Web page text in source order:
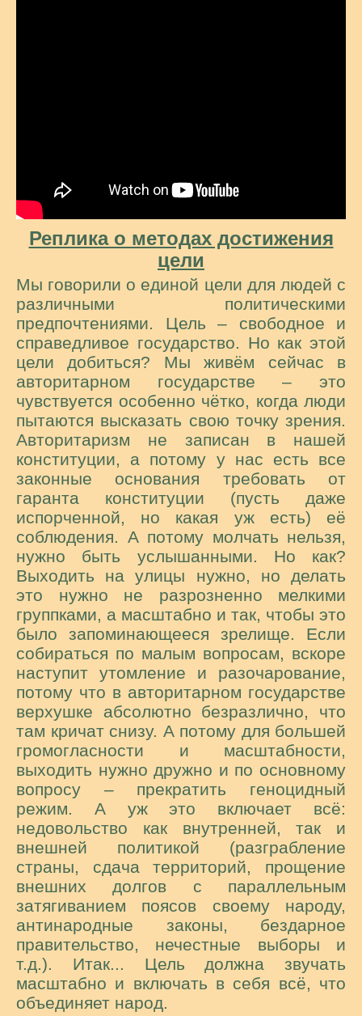
Реплика о методах достижения
цели
Мы говорили о единой цели для людей с
различными политическими
предпочтениями. Цель – свободное и
справедливое государство. Но как этой
цели добиться? Мы живём сейчас в
авторитарном государстве – это
чувствуется особенно чётко, когда люди
пытаются высказать свою точку зрения.
Авторитаризм не записан в нашей
конституции, а потому у нас есть все
законные основания требовать от
гаранта конституции (пусть даже
испорченной, но какая уж есть) её
соблюдения. А потому молчать нельзя,
нужно быть услышанными. Но как?
Выходить на улицы нужно, но делать
это нужно не разрозненно мелкими
группками, а масштабно и так, чтобы это
было запоминающееся зрелище. Если
собираться по малым вопросам, вскоре
наступит утомление и разочарование,
потому что в авторитарном государстве
верхушке абсолютно безразлично, что
там кричат снизу. А потому для большей
громогласности и масштабности,
выходить нужно дружно и по основному
вопросу – прекратить геноцидный
режим. А уж это включает всё:
недовольство как внутренней, так и
внешней политикой (разграбление
страны, сдача территорий, прощение
внешних долгов с параллельным
затягиванием поясов своему народу,
антинародные законы, бездарное
правительство, нечестные выборы и
т.д.). Итак... Цель должна звучать
масштабно и включать в себя всё, что
объединяет народ.